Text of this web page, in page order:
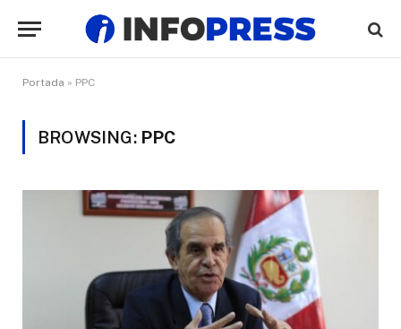
Portada » PPC
BROWSING: PPC